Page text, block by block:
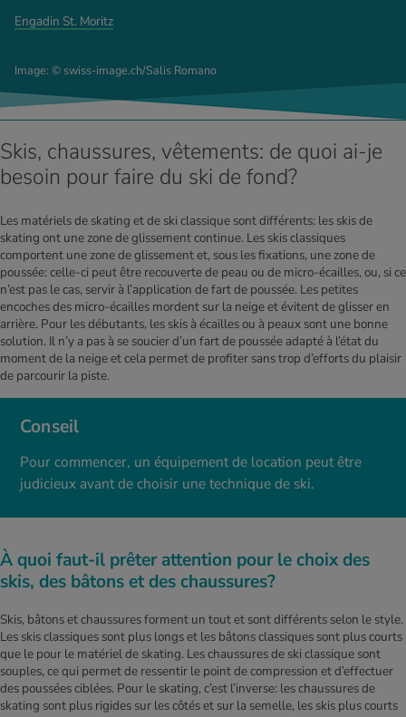
Engadin St. Moritz
Image: © swiss-image.ch/Salis Romano
Skis, chaussures, vêtements: de quoi ai-je
besoin pour faire du ski de fond?
Conseil
Pour commencer, un équipement de location peut être
judicieux avant de choisir une technique de ski.
Les matériels de skating et de ski classique sont différents: les skis de
skating ont une zone de glissement continue. Les skis classiques
comportent une zone de glissement et, sous les fixations, une zone de
poussée: celle-ci peut être recouverte de peau ou de micro-écailles, ou, si ce
n’est pas le cas, servir à l’application de fart de poussée. Les petites
encoches des micro-écailles mordent sur la neige et évitent de glisser en
arrière. Pour les débutants, les skis à écailles ou à peaux sont une bonne
solution. Il n’y a pas à se soucier d’un fart de poussée adapté à l’état du
moment de la neige et cela permet de profiter sans trop d’efforts du plaisir
de parcourir la piste.
À quoi faut-il prêter attention pour le choix des
skis, des bâtons et des chaussures?
Skis, bâtons et chaussures forment un tout et sont différents selon le style.
Les skis classiques sont plus longs et les bâtons classiques sont plus courts
que le pour le matériel de skating. Les chaussures de ski classique sont
souples, ce qui permet de ressentir le point de compression et d’effectuer
des poussées ciblées. Pour le skating, c’est l’inverse: les chaussures de
skating sont plus rigides sur les côtés et sur la semelle, les skis plus courts